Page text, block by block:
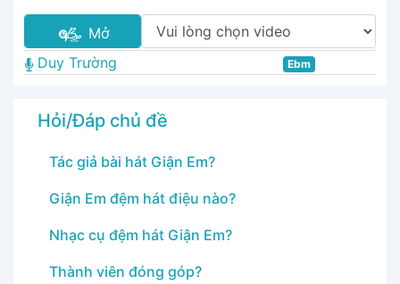
Mở
Duy Trường
Ebm
Hỏi/Đáp chủ đề
Tác giả bài hát Giận Em?
Giận Em đệm hát điệu nào?
Nhạc cụ đệm hát Giận Em?
Thành viên đóng góp?